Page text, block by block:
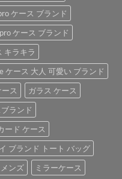
ケース ブランド
ケース ブランド
キラキラ
ケース 大人 可愛い ブランド
ス
ガラス ケース
ランド
ード ケース
ブランド トート バッグ
ンズ ミラーケース